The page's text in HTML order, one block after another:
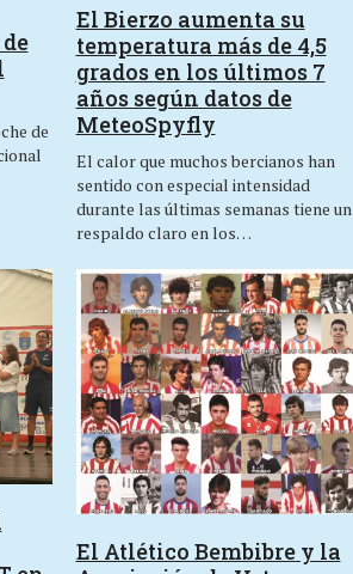
de
El Bierzo aumenta su
temperatura más de 4,5
grados en los últimos 7
años según datos de
MeteoSpyfly
El calor que muchos bercianos han
sentido con especial intensidad
durante las últimas semanas tiene un
respaldo claro en los…
El Atlético Bembibre y la